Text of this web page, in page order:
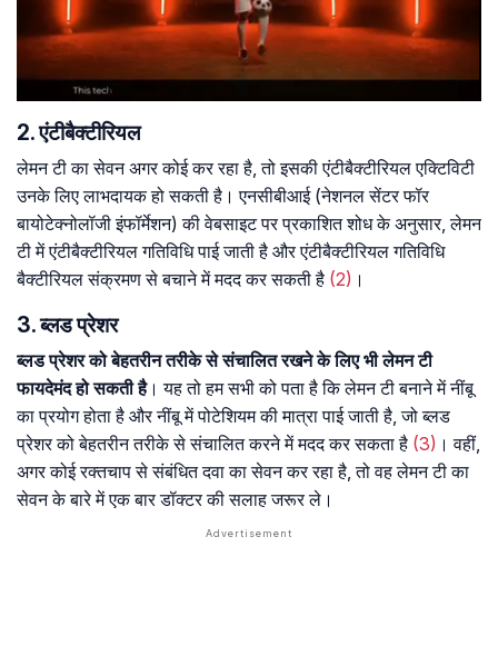
2. एंटीबैक्टीरियल
लेमन टी का सेवन अगर कोई कर रहा है, तो इसकी एंटीबैक्टीरियल एक्टिविटी
उनके लिए लाभदायक हो सकती है। एनसीबीआई (नेशनल सेंटर फॉर
बायोटेक्नोलॉजी इंफॉर्मेशन) की वेबसाइट पर प्रकाशित शोध के अनुसार, लेमन
टी में एंटीबैक्टीरियल गतिविधि पाई जाती है और एंटीबैक्टीरियल गतिविधि
बैक्टीरियल संक्रमण से बचाने में मदद कर सकती है (2) ।
3. ब्लड प्रेशर
ब्लड प्रेशर को बेहतरीन तरीके से संचालित रखने के लिए भी लेमन टी
फायदेमंद हो सकती है। यह तो हम सभी को पता है कि लेमन टी बनाने में नींबू
का प्रयोग होता है और नींबू में पोटेशियम की मात्रा पाई जाती है, जो ब्लड
प्रेशर को बेहतरीन तरीके से संचालित करने में मदद कर सकता है (3) । वहीं,
अगर कोई रक्तचाप से संबंधित दवा का सेवन कर रहा है, तो वह लेमन टी का
सेवन के बारे में एक बार डॉक्टर की सलाह जरूर ले।